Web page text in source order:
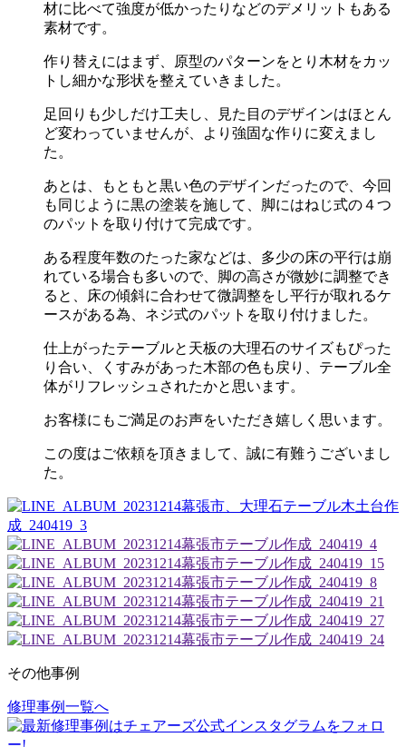
材に比べて強度が低かったりなどのデメリットもある
素材です。
作り替えにはまず、原型のパターンをとり木材をカッ
トし細かな形状を整えていきました。
足回りも少しだけ工夫し、見た目のデザインはほとん
ど変わっていませんが、より強固な作りに変えまし
た。
あとは、もともと黒い色のデザインだったので、今回
も同じように黒の塗装を施して、脚にはねじ式の４つ
のパットを取り付けて完成です。
ある程度年数のたった家などは、多少の床の平行は崩
れている場合も多いので、脚の高さが微妙に調整でき
ると、床の傾斜に合わせて微調整をし平行が取れるケ
ースがある為、ネジ式のパットを取り付けました。
仕上がったテーブルと天板の大理石のサイズもぴった
り合い、くすみがあった木部の色も戻り、テーブル全
体がリフレッシュされたかと思います。
お客様にもご満足のお声をいただき嬉しく思います。
この度はご依頼を頂きまして、誠に有難うございまし
た。
その他事例
投
稿
修理事例一覧へ